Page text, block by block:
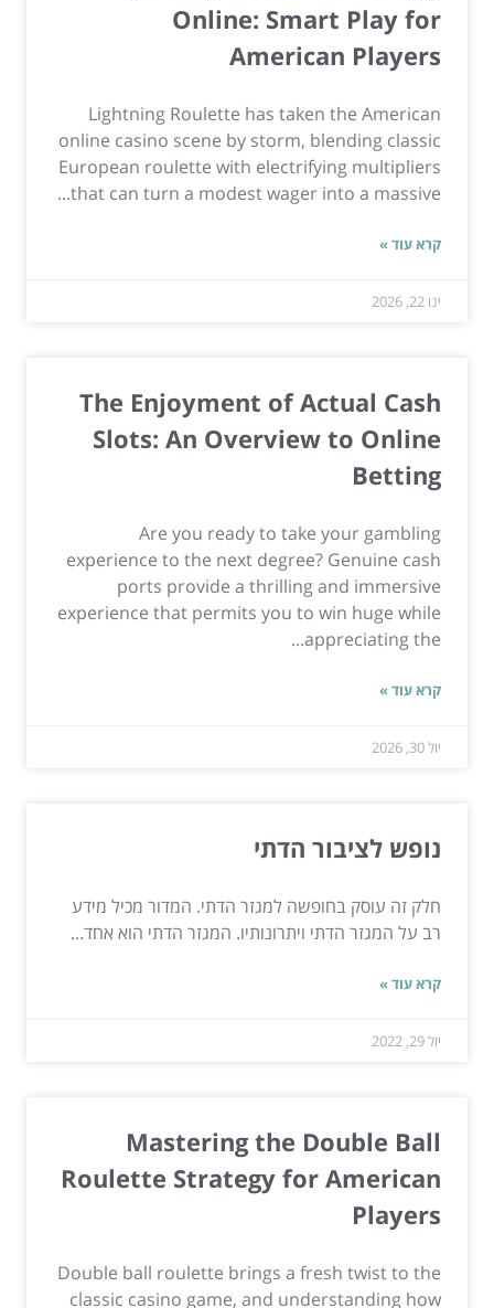
Online: Smart Play for
American Players
Lightning Roulette has taken the American
online casino scene by storm, blending classic
European roulette with electrifying multipliers
that can turn a modest wager into a massive...
קרא עוד »
ינו 22, 2026
The Enjoyment of Actual Cash
Slots: An Overview to Online
Betting
Are you ready to take your gambling
experience to the next degree? Genuine cash
ports provide a thrilling and immersive
experience that permits you to win huge while
appreciating the...
קרא עוד »
יול 30, 2026
נופש לציבור הדתי
חלק זה עוסק בחופשה למגזר הדתי. המדור מכיל מידע
רב על המגזר הדתי ויתרונותיו. המגזר הדתי הוא אחד...
קרא עוד »
יול 29, 2022
Mastering the Double Ball
Roulette Strategy for American
Players
Double ball roulette brings a fresh twist to the
classic casino game, and understanding how